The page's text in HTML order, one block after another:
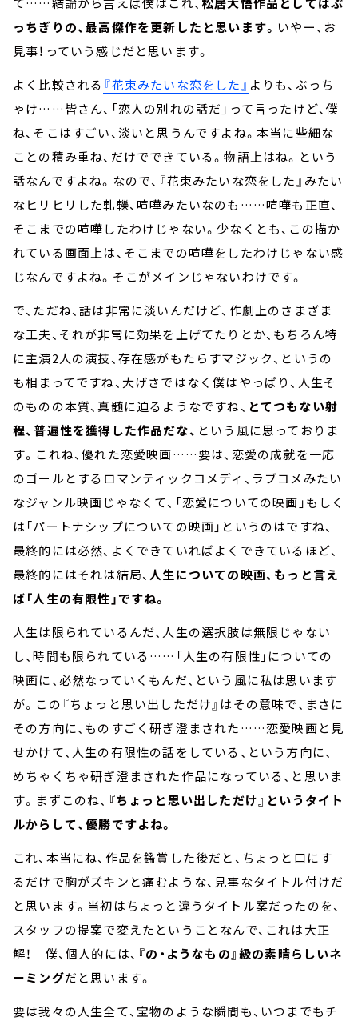
っちぎりの、最高傑作を更新したと思います。 いやー、お
見事！っていう感じだと思います。
よく比較される 『花束みたいな恋をした』 よりも、ぶっち
ゃけ……皆さん、「恋人の別れの話だ」って言ったけど、僕
ね、そこはすごい、淡いと思うんですよね。本当に些細な
ことの積み重ね、だけでできている。物語上はね。という
話なんですよね。なので、『花束みたいな恋をした』みたい
なヒリヒリした軋轢、喧嘩みたいなのも……喧嘩も正直、
そこまでの喧嘩したわけじゃない。少なくとも、この描か
れている画面上は、そこまでの喧嘩をしたわけじゃない感
じなんですよね。そこがメインじゃないわけです。
で、ただね、話は非常に淡いんだけど、作劇上のさまざま
な工夫、それが非常に効果を上げてたりとか、もちろん特
に主演2人の演技、存在感がもたらすマジック、というの
も相まってですね、大げさではなく僕はやっぱり、人生そ
のものの本質、真髄に迫るようなですね、 とてつもない射
程、普遍性を獲得した作品だな、 という風に思っておりま
す。これね、優れた恋愛映画……要は、恋愛の成就を一応
のゴールとするロマンティックコメディ、ラブコメみたい
なジャンル映画じゃなくて、「恋愛についての映画」もしく
は「パートナシップについての映画」というのはですね、
最終的には必然、よくできていればよくできているほど、
最終的にはそれは結局、人生についての映画、もっと言え
ば「人生の有限性」ですね。
人生は限られているんだ、人生の選択肢は無限じゃない
し、時間も限られている……「人生の有限性」についての
映画に、必然なっていくもんだ、という風に私は思います
が。この『ちょっと思い出しただけ』はその意味で、まさに
その方向に、ものすごく研ぎ澄まされた……恋愛映画と見
せかけて、人生の有限性の話をしている、という方向に、
めちゃくちゃ研ぎ澄まされた作品になっている、と思いま
す。まずこのね、 『ちょっと思い出しただけ』というタイト
ルからして、優勝ですよね。
これ、本当にね、作品を鑑賞した後だと、ちょっと口にす
るだけで胸がズキンと痛むような、見事なタイトル付けだ
と思います。当初はちょっと違うタイトル案だったのを、
スタッフの提案で変えたということなんで、これは大正
解！ 僕、個人的には、 『の・ようなもの』級の素晴らしいネ
ーミングだと思います。
要は我々の人生全て、宝物のような瞬間も、いつまでもチ